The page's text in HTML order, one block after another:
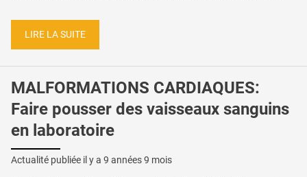
LIRE LA SUITE
MALFORMATIONS CARDIAQUES:
Faire pousser des vaisseaux sanguins
en laboratoire
Actualité publiée il y a 9 années 9 mois